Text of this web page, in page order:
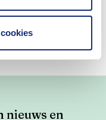
nieuws en